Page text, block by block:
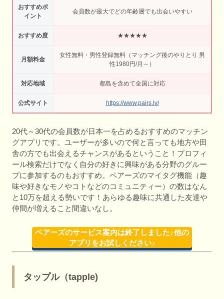
おすすめポ
イント
会員数が最大でどの年齢層でも出会いやすい
おすすめ度 ★★★★★
月額料金
女性無料・男性登録無料（マッチング後のやりとり 男
性1980円/月～）
対応地域 都島を含めて全国に対応
公式サイト https://www.pairs.lv/
20代～30代の会員数が日本一を占めるおすすめのマッチン
グアプリです。ユーザーが多いので何と言っても地方や田
舎の方でも出会えるチャンスがあるということ！プロフィ
ール検索だけでなく自分の好きに興味がある分野のグルー
プに参加するのもおすすめ。ペアーズのマイタグ機能（趣
味や好きなモノやコトなどのコミュニティー）の数はなん
と10万を超える勢いです！あらゆる趣味に共通した友達や
仲間が増えること間違いなし。
ペアーズのサービス案内は終了しました♪他の
アプリをお試しください♪
タップル（tapple)